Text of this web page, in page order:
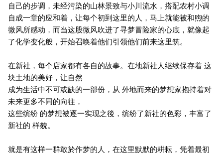
自己的步调，未经污染的山林景致与小川流水，搭配农村小调
自成一章的应和着，让每个初到这里的人，马上就能被和煦的
微风所感动，而当这股微风吹进了寻梦冒险家的心底，就像起
了化学变化般，开始召唤着他们引领他们前来这里筑。
在新社，每个店家都有各自的故事。在地新社人继续保存着 这
块土地的美好，让自然
成为生活中不可或缺的一部份，从 外地而来的梦想家抱持着对
未来更多不同的向往，
这些缤纷 的梦想被逐一实现之後，缤纷了新社的色彩，丰富了
新社的 样貌。
就是有这样一群敢於作梦的人，在这里默默的耕耘，凭着最初